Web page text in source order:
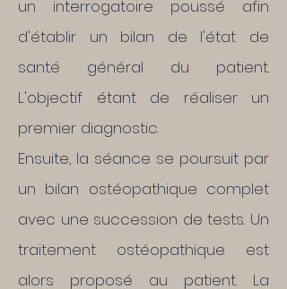
un interrogatoire poussé afin
d'établir un bilan de l'état de
santé général du patient.
L'objectif étant de réaliser un
premier diagnostic.
Ensuite, la séance se poursuit par
un bilan ostéopathique complet
avec une succession de tests. Un
traitement ostéopathique est
alors proposé au patient. La